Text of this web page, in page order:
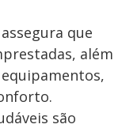
que
além
são